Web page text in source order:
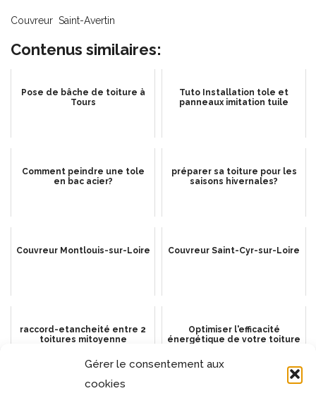
Gérer le consentement aux
cookies
Couvreur Saint-Avertin
Contenus similaires:
Pose de bâche de toiture à
Tours
Tuto Installation tole et
panneaux imitation tuile
Comment peindre une tole
en bac acier?
préparer sa toiture pour les
saisons hivernales?
Couvreur Montlouis-sur-Loire Couvreur Saint-Cyr-sur-Loire
raccord-etancheité entre 2
toitures mitoyenne
Optimiser l'efficacité
énergétique de votre toiture